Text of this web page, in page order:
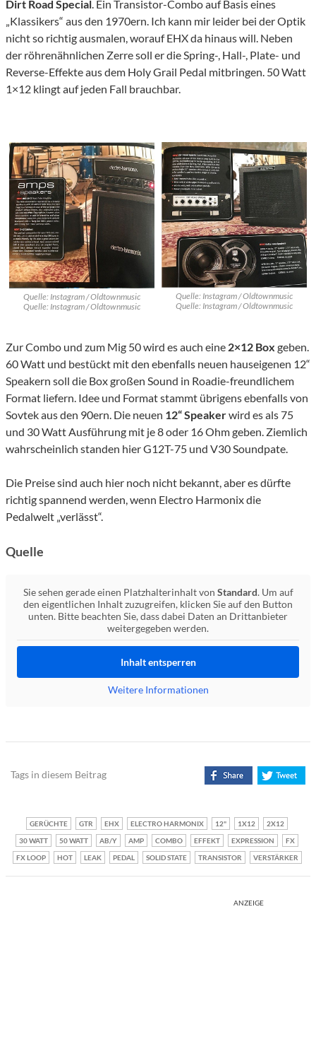
Dirt Road Special. Ein Transistor-Combo auf Basis eines
„Klassikers“ aus den 1970ern. Ich kann mir leider bei der Optik
nicht so richtig ausmalen, worauf EHX da hinaus will. Neben
der röhrenähnlichen Zerre soll er die Spring-, Hall-, Plate- und
Reverse-Effekte aus dem Holy Grail Pedal mitbringen. 50 Watt
1×12 klingt auf jeden Fall brauchbar.
Quelle: Instagram / Oldtownmusic
Quelle: Instagram / Oldtownmusic
Quelle: Instagram / Oldtownmusic
Quelle: Instagram / Oldtownmusic
Zur Combo und zum Mig 50 wird es auch eine 2×12 Box geben.
60 Watt und bestückt mit den ebenfalls neuen hauseigenen 12“
Speakern soll die Box großen Sound in Roadie-freundlichem
Format liefern. Idee und Format stammt übrigens ebenfalls von
Sovtek aus den 90ern. Die neuen 12“ Speakerwird es als 75
und 30 Watt Ausführung mit je 8 oder 16 Ohm geben. Ziemlich
wahrscheinlich standen hier G12T-75 und V30 Soundpate.
Die Preise sind auch hier noch nicht bekannt, aber es dürfte
richtig spannend werden, wenn Electro Harmonix die
Pedalwelt „verlässt“.
Quelle
Sie sehen gerade einen Platzhalterinhalt von Standard. Um auf
den eigentlichen Inhalt zuzugreifen, klicken Sie auf den Button
unten. Bitte beachten Sie, dass dabei Daten an Drittanbieter
weitergegeben werden.
Inhalt entsperren
Weitere Informationen
Tags in diesem Beitrag
GERÜCHTE GTR EHX ELECTRO HARMONIX 12" 1X12
2X12
30 WATT
50 WATT AB/Y AMP COMBO EFFEKT EXPRESSION
FX
FX LOOP
HOT LEAK PEDAL SOLID STATE TRANSISTOR VERSTÄRKER
ANZEIGE